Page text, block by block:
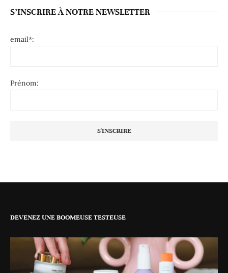
S’INSCRIRE À NOTRE NEWSLETTER
email*:
Prénom:
DEVENEZ UNE BOOMEUSE TESTEUSE